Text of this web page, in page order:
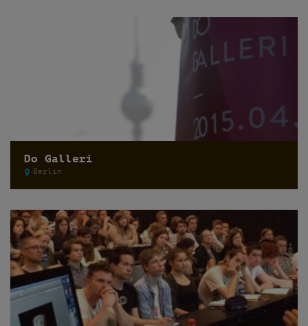
Do Galleri
Berlin